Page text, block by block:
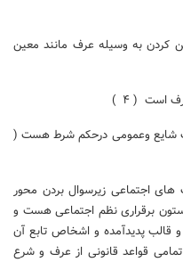
کردن به وسیله عرف مانند معین
شایع وعمومی درحکم شرط هست (
اجتماعی زیرسوال بردن محور
برقراری نظم اجتماعی هست و
قالب پدیدآمده و اشخاص تابع آن
قواعد قانونی از عرف و شرع